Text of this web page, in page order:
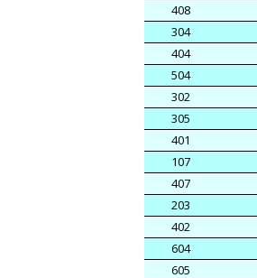
408
304
404
504
302
305
401
107
407
203
402
604
605